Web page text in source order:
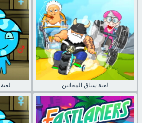
لعبة سباق المجانين